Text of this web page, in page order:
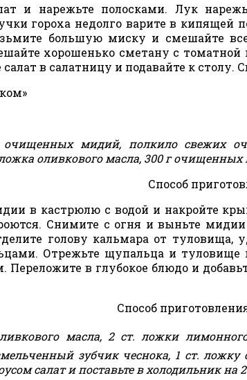
и нарежьте полосками. Лук
гороха недолго варите в кипящей
большую миску и смешайте
хорошенько сметану с томатной
в салатницу и подавайте к столу.
очищенных мидий, полкило свежих
оливкового масла, 300 г очищенных
Способ
в кастрюлю с водой и накройте
Снимите с огня и выньте
голову кальмара от туловища,
Отрежьте щупальца и
Переложите в глубокое блюдо и
Способ
масла, 2 ст. ложки
зубчик чеснока, 1 ст.
салат и поставьте в холодильник на